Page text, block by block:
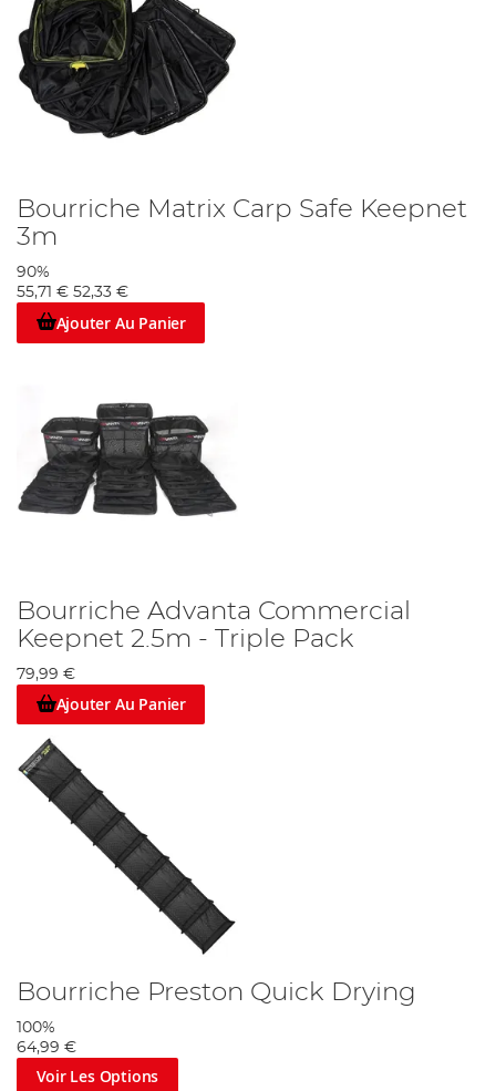
Bourriche Matrix Carp Safe Keepnet
3m
90%
55,71 € 52,33 €
Ajouter Au Panier
Bourriche Advanta Commercial
Keepnet 2.5m - Triple Pack
79,99 €
Ajouter Au Panier
Bourriche Preston Quick Drying
100%
64,99 €
Voir Les Options